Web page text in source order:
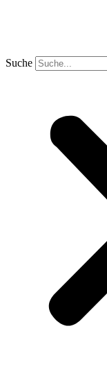
Suche